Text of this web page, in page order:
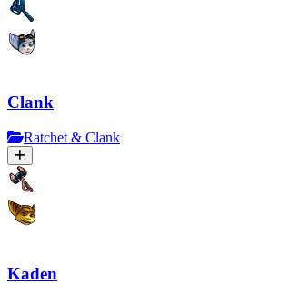
Clank
Ratchet & Clank
Kaden